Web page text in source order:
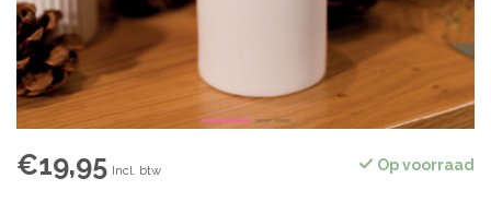
€19,95 Incl. btw Op voorraad